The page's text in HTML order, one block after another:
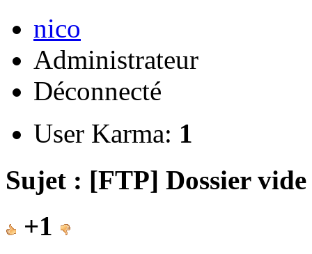
nico
Administrateur
Déconnecté
User Karma: 1
Sujet : [FTP] Dossier
+1